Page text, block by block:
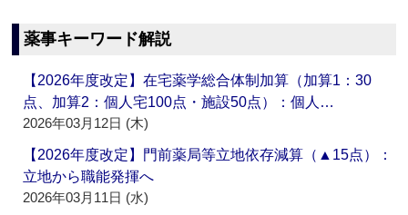
薬事キーワード解説
【2026年度改定】在宅薬学総合体制加算（加算1：30
点、加算2：個人宅100点・施設50点）：個人…
2026年03月12日 (木)
【2026年度改定】門前薬局等立地依存減算（▲15点）：
立地から職能発揮へ
2026年03月11日 (水)